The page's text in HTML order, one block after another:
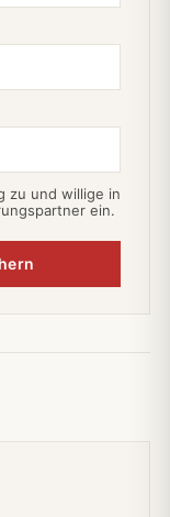
zu und willige in
ein.